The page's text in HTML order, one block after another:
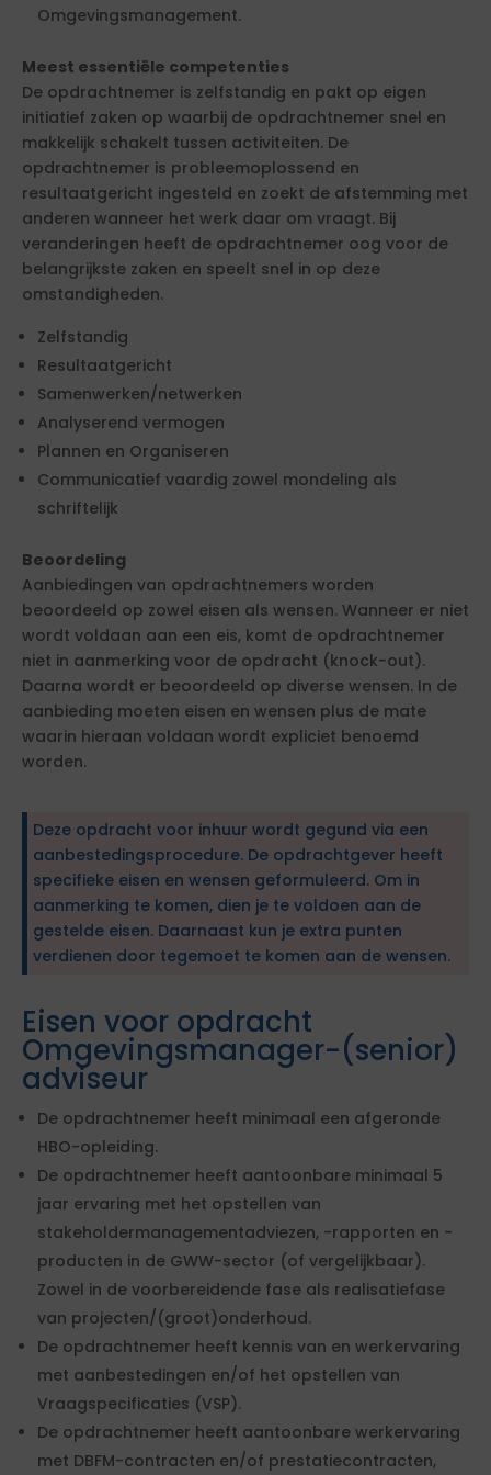
Omgevingsmanagement.
Meest essentiële competenties
De opdrachtnemer is zelfstandig en pakt op eigen
initiatief zaken op waarbij de opdrachtnemer snel en
makkelijk schakelt tussen activiteiten. De
opdrachtnemer is probleemoplossend en
resultaatgericht ingesteld en zoekt de afstemming met
anderen wanneer het werk daar om vraagt. Bij
veranderingen heeft de opdrachtnemer oog voor de
belangrijkste zaken en speelt snel in op deze
omstandigheden.
Zelfstandig
Resultaatgericht
Samenwerken/netwerken
Analyserend vermogen
Plannen en Organiseren
Communicatief vaardig zowel mondeling als
schriftelijk
Beoordeling
Aanbiedingen van opdrachtnemers worden
beoordeeld op zowel eisen als wensen. Wanneer er niet
wordt voldaan aan een eis, komt de opdrachtnemer
niet in aanmerking voor de opdracht (knock-out).
Daarna wordt er beoordeeld op diverse wensen. In de
aanbieding moeten eisen en wensen plus de mate
waarin hieraan voldaan wordt expliciet benoemd
worden.
Deze opdracht voor inhuur wordt gegund via een
aanbestedingsprocedure. De opdrachtgever heeft
specifieke eisen en wensen geformuleerd. Om in
aanmerking te komen, dien je te voldoen aan de
gestelde eisen. Daarnaast kun je extra punten
verdienen door tegemoet te komen aan de wensen.
Eisen voor opdracht
Omgevingsmanager-(senior)
adviseur
De opdrachtnemer heeft minimaal een afgeronde
HBO-opleiding.
De opdrachtnemer heeft aantoonbare minimaal 5
jaar ervaring met het opstellen van
stakeholdermanagementadviezen, -rapporten en -
producten in de GWW-sector (of vergelijkbaar).
Zowel in de voorbereidende fase als realisatiefase
van projecten/(groot)onderhoud.
De opdrachtnemer heeft kennis van en werkervaring
met aanbestedingen en/of het opstellen van
Vraagspecificaties (VSP).
De opdrachtnemer heeft aantoonbare werkervaring
met DBFM-contracten en/of prestatiecontracten,